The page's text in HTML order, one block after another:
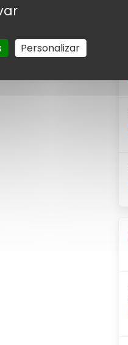
Personalizar